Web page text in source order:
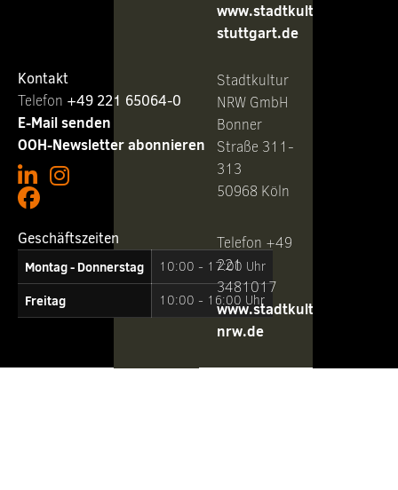
Kontakt
Telefon ‭ +49 221 65064-0
E-Mail senden
OOH-Newsletter abonnieren
Geschäftszeiten
Montag - Donnerstag
10:00 - 17:00 Uhr
Freitag 10:00 - 16:00 Uhr
www.stadtkultur-
stuttgart.de
Stadtkultur
NRW GmbH
Bonner
Straße 311-
313
50968 Köln
Telefon +49
221
3481017
www.stadtkultur-
nrw.de